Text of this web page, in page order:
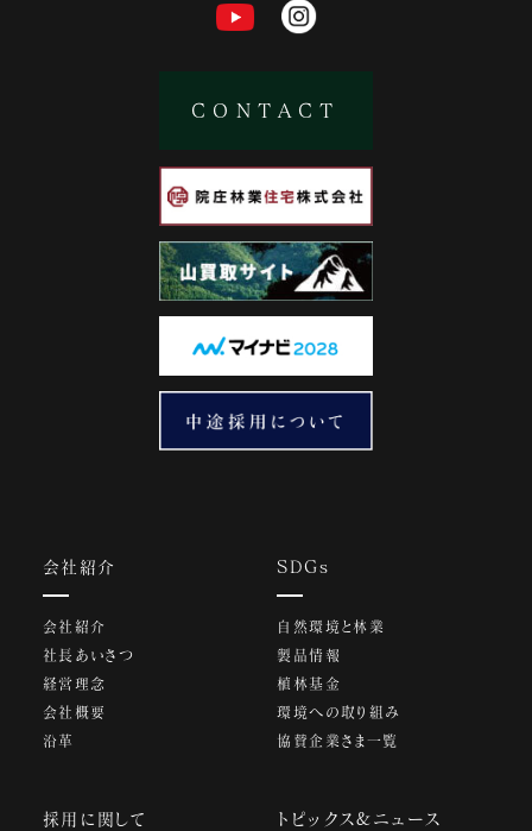
CONTACT
会社紹介
会社紹介
社長あいさつ
経営理念
会社概要
沿革
SDGs
自然環境と林業
製品情報
植林基金
環境への取り組み
協賛企業さま一覧
採用に関して トピックス&ニュース